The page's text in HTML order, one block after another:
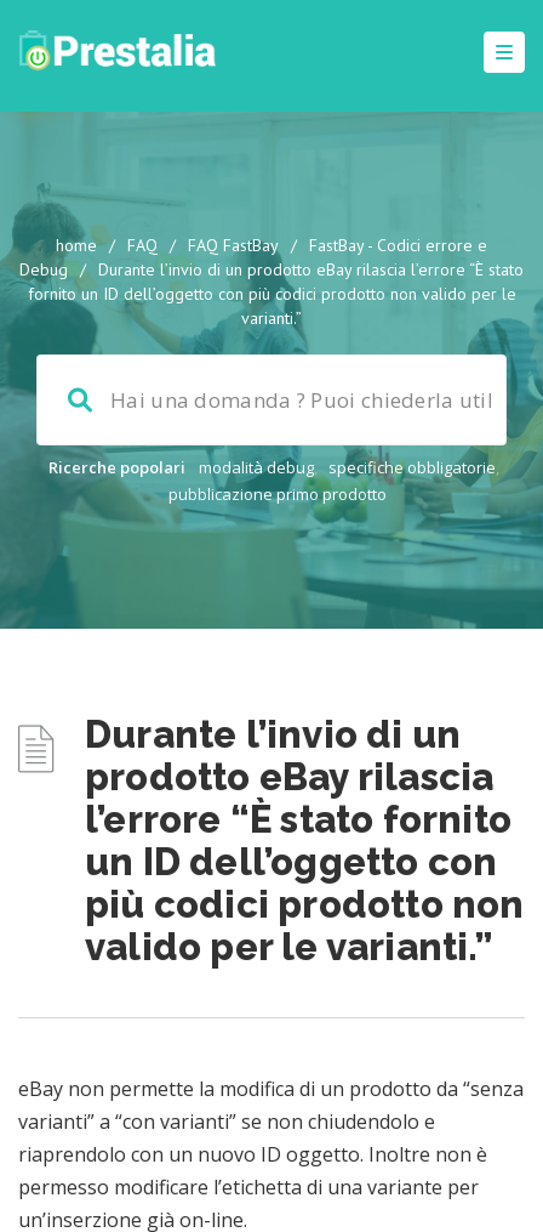
home / FAQ / FAQ FastBay / FastBay - Codici errore e
Debug
/ Durante l’invio di un prodotto eBay rilascia l’errore “È stato
fornito un ID dell’oggetto con più codici prodotto non valido per le
varianti.”
Ricerche popolari modalità debug, specifiche obbligatorie,
pubblicazione primo prodotto
Durante l’invio di un
prodotto eBay rilascia
l’errore “È stato fornito
un ID dell’oggetto con
più codici prodotto non
valido per le varianti.”
eBay non permette la modifica di un prodotto da “senza
varianti” a “con varianti” se non chiudendolo e
riaprendolo con un nuovo ID oggetto. Inoltre non è
permesso modificare l’etichetta di una variante per
un’inserzione già on-line.